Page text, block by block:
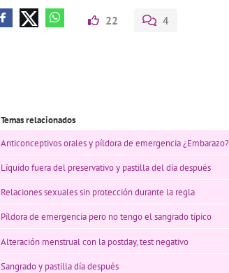
22 4
Temas relacionados
Anticonceptivos orales y píldora de emergencia ¿Embarazo?
Líquido fuera del preservativo y pastilla del día después
Relaciones sexuales sin protección durante la regla
Píldora de emergencia pero no tengo el sangrado típico
Alteración menstrual con la postday, test negativo
Sangrado y pastilla día después